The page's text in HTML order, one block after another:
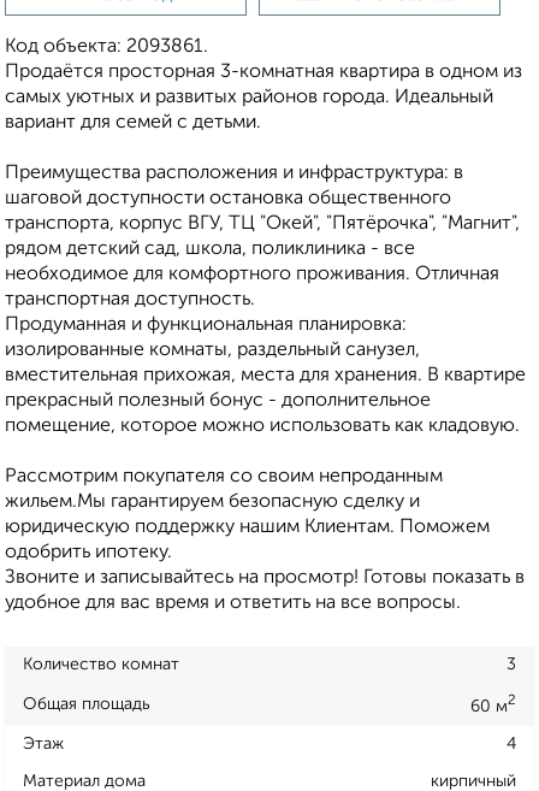
Код объекта: 2093861.
Продаётся просторная 3-комнатная квартира в одном из
самых уютных и развитых районов города. Идеальный
вариант для семей с детьми.
Преимущества расположения и инфраструктура: в
шаговой доступности остановка общественного
транспорта, корпус ВГУ, ТЦ "Окей", "Пятёрочка", "Магнит",
рядом детский сад, школа, поликлиника - все
необходимое для комфортного проживания. Отличная
транспортная доступность.
Продуманная и функциональная планировка:
изолированные комнаты, раздельный санузел,
вместительная прихожая, места для хранения. В квартире
прекрасный полезный бонус - дополнительное
помещение, которое можно использовать как кладовую.
Рассмотрим покупателя со своим непроданным
жильем.Мы гарантируем безопасную сделку и
юридическую поддержку нашим Клиентам. Поможем
одобрить ипотеку.
Звоните и записывайтесь на просмотр! Готовы показать в
удобное для вас время и ответить на все вопросы.
Количество комнат 3
Общая площадь 60 м2
Этаж 4
Материал дома кирпичный